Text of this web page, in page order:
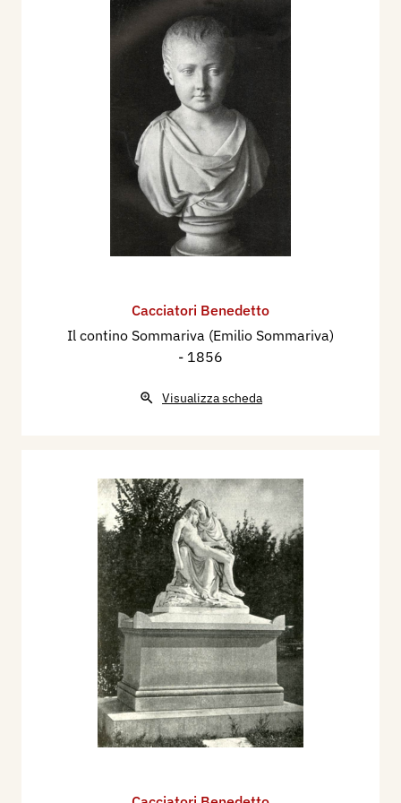
Per la Chiesa di San Sebastiano a Milano, esegue
il gruppo della Pietà in marmo di Carrara.
Esegue per il Cimitero Monumentale di Milano
- Monumento in marmo ad alto rilievo del dott.
Giovanni Rasori di Parma. Inaugurato nel 1840.
Nel 1887 esegue il gruppo “La pietà” su
sarcofago in granito di Biella, per la Sepoltura
1851 - Ignazio Cantù, Gli artisti italiani
Belle Arti in Milano....., Milano, Canadelli, pp.
108/109.
1864 - Monumento a Luigi Canina, (con ill.),
1901 - Giovanni Paesani, La passione di Gesù
1921 - Giorgio Nicodemi, Nel Centenario di
Napoleone I°. Ritratti di Napoleone dipinti
dall'Appiani, Milano, Rassegna D'Arte Antica e
Moderna, fascicolo 5 maggio, pp. 145/151.
1923 - Luigi Larghi, Guida del Cimitero
Monumentale di Milano, Milano, Enrico Gualdoni,
1926 - Pio Pecchiai, Guida dell’Ospedale
Maggiore di Milano e degli Istituti annessi, (con
ill.), Milano, Stucchi Ceretti, p. 80/81.
1930 - Sac. Carlo Ponzoni,Le Chiese di Milano
Cacciatori Benedetto
Il contino Sommariva (Emilio Sommariva)
- 1856
Visualizza scheda